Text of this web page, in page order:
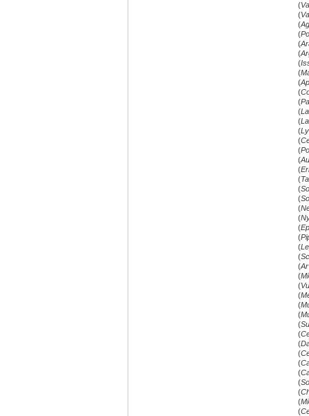
(
(
(
(
(
(
(
(
(
(
(
(
(
(
(
(
(
(
(
(
(
(
(
(
(
(
(
(
(
(
(
(
(
(
(
(
(
(
(
(
(
(
(